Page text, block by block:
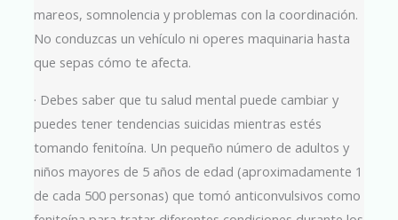
mareos, somnolencia y problemas con la coordinación.
No conduzcas un vehículo ni operes maquinaria hasta
que sepas cómo te afecta.
· Debes saber que tu salud mental puede cambiar y
puedes tener tendencias suicidas mientras estés
tomando fenitoína. Un pequeño número de adultos y
niños mayores de 5 años de edad (aproximadamente 1
de cada 500 personas) que tomó anticonvulsivos como